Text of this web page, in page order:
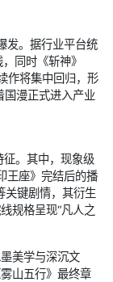
发。据行业平台统
同时《斩神》
作将集中回归，形
国漫正式进入产业
征。其中，现象级
王座》完结后的播
关键剧情，其衍生
规格呈现“凡人之
美学与深沉文
山五行》最终章